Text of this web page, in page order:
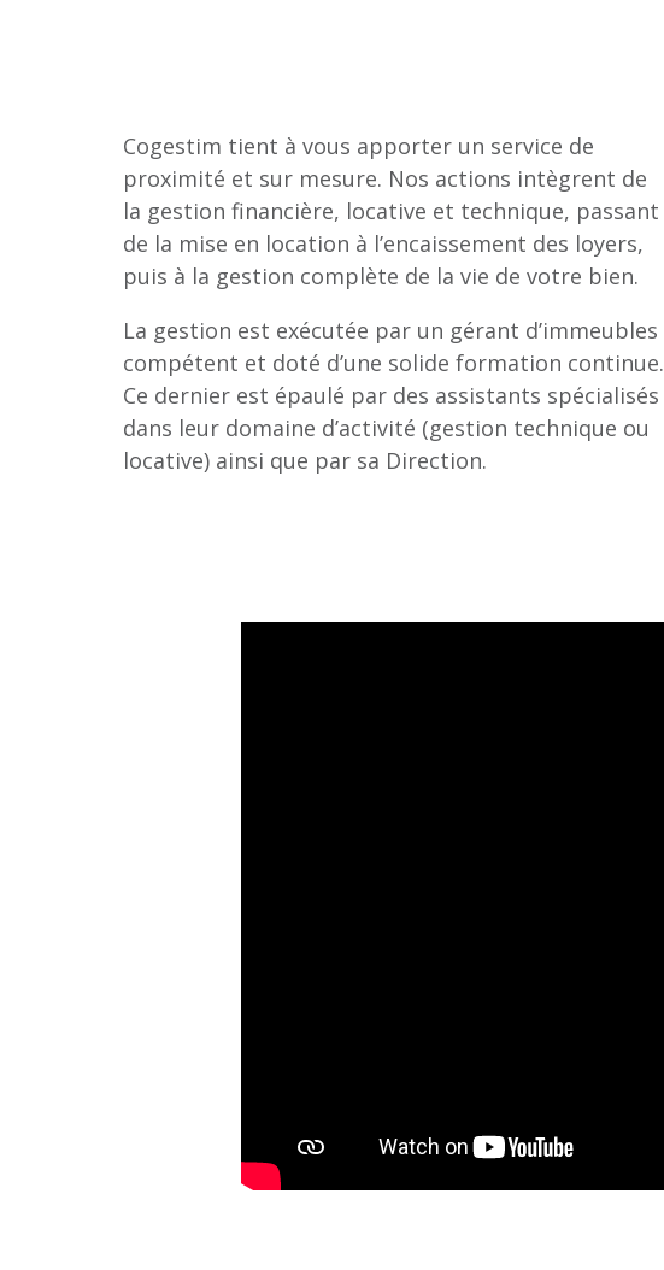
Cogestim tient à vous apporter un service de
proximité et sur mesure. Nos actions intègrent de
la gestion financière, locative et technique, passant
de la mise en location à l’encaissement des loyers,
puis à la gestion complète de la vie de votre bien.
La gestion est exécutée par un gérant d’immeubles
compétent et doté d’une solide formation continue.
Ce dernier est épaulé par des assistants spécialisés
dans leur domaine d’activité (gestion technique ou
locative) ainsi que par sa Direction.